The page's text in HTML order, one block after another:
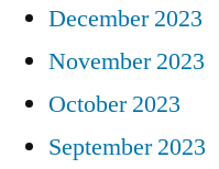
December 2023
November 2023
October 2023
September 2023